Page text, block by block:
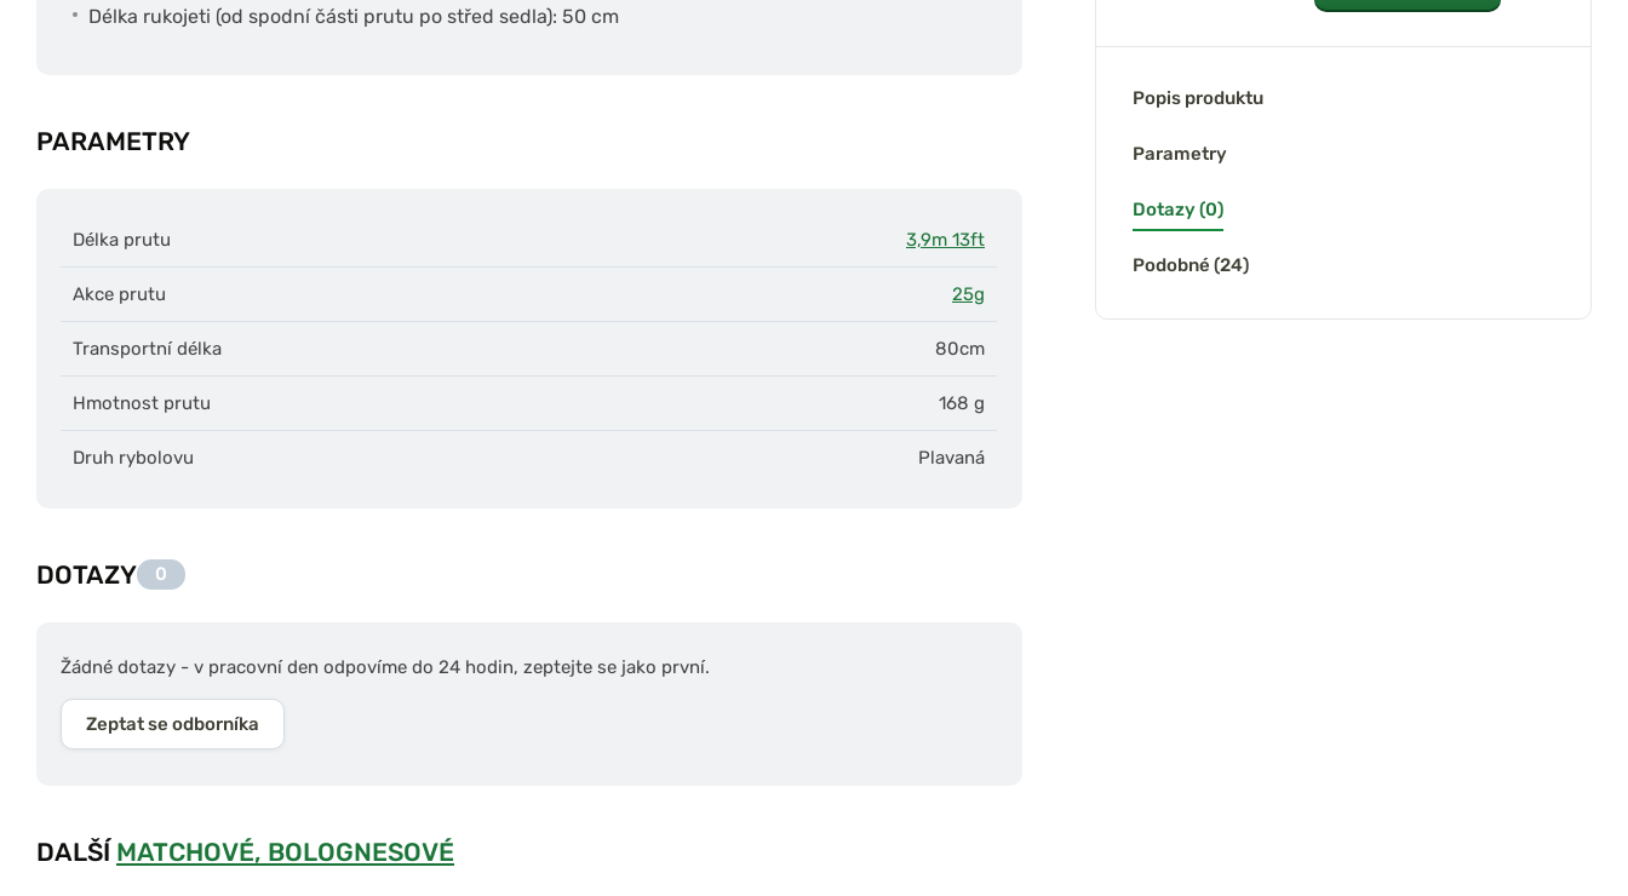
Délka rukojeti (od spodní části prutu po střed sedla): 50 cm
PARAMETRY
Délka prutu 3,9m 13ft
Akce prutu 25g
Transportní délka 80cm
Hmotnost prutu 168 g
Druh rybolovu Plavaná
DOTAZY 0
Žádné dotazy - v pracovní den odpovíme do 24 hodin, zeptejte se jako první.
Zeptat se odborníka
DALŠÍ MATCHOVÉ, BOLOGNESOVÉ
Popis produktu
Parametry
Dotazy (0)
Podobné (24)